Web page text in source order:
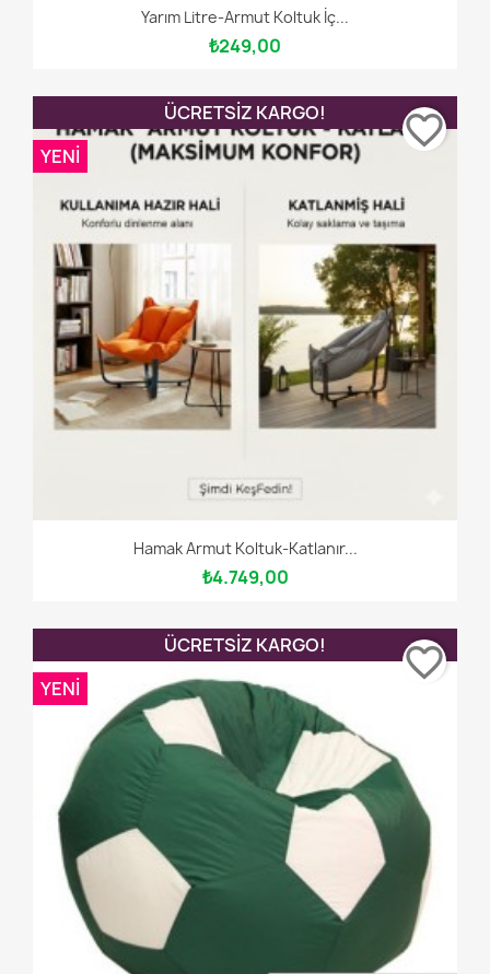
Yarım Litre-Armut Koltuk İç...
₺249,00
Hamak Armut Koltuk-Katlanır...
₺4.749,00
ÜCRETSIZ KARGO!
YENI
favorite_border
ÜCRETSIZ KARGO!
YENI
favorite_border